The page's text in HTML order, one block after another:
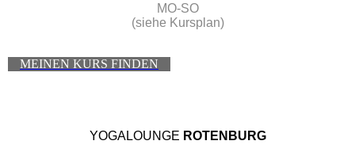
MO-SO
(siehe Kursplan)
MEINEN KURS FINDEN
YOGALOUNGE ROTENBURG